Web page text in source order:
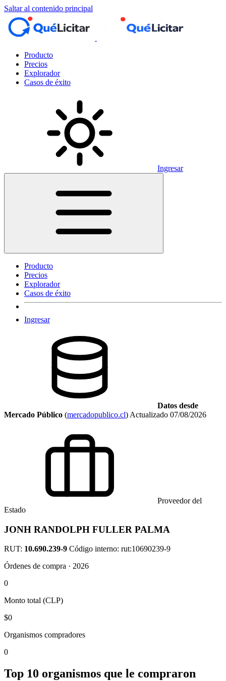
Saltar al contenido principal
Producto
Precios
Explorador
Casos de éxito
Ingresar
Producto
Precios
Explorador
Casos de éxito
Ingresar
Datos desde
Mercado Público (mercadopublico.cl) Actualizado 07/08/2026
Proveedor del
Estado
JONH RANDOLPH FULLER PALMA
RUT: 10.690.239-9 Código interno: rut:10690239-9
Órdenes de compra · 2026
0
Monto total (CLP)
$0
Organismos compradores
0
Top 10 organismos que le compraron